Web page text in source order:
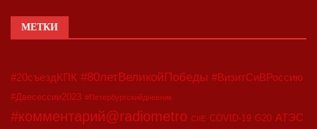
МЕТКИ
#20съездКПК #80летВеликойПобеды #ВизитСиВРоссию
#Двесессии2023 #Петербургскийдневник
#комментарий@radiometro CIIE COVID-19 G20 АТЭС